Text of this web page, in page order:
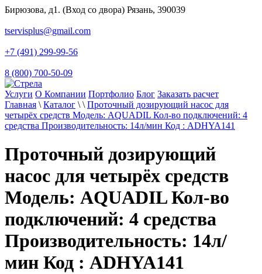
Бирюзова, д1. (Вход со двора) Рязань, 390039
tservisplus@gmail.com
+7 (491) 299-99-56
8 (800) 700-50-09
Услуги О Компании Портфолио Блог Заказать расчет
Главная \ Каталог \ \ Проточный дозирующий насос для
четырёх средств Модель: AQUADIL Кол-во подключений: 4
средства Производительность: 14л/мин Код : ADHYA141
Проточный дозирующий
насос для четырёх средств
Модель: AQUADIL Кол-во
подключений: 4 средства
Производительность: 14л/
мин Код : ADHYA141